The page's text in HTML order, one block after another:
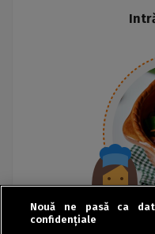
Nouă ne pasă ca
confidențiale